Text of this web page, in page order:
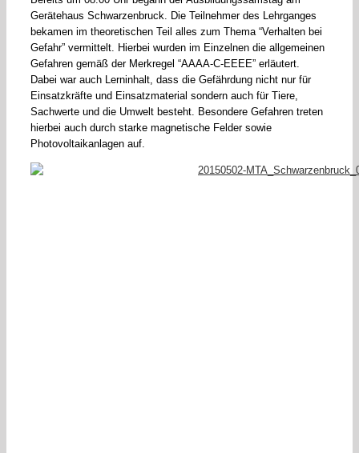
Gerätehaus Schwarzenbruck. Die Teilnehmer des Lehrganges
bekamen im theoretischen Teil alles zum Thema “Verhalten bei
Gefahr” vermittelt. Hierbei wurden im Einzelnen die allgemeinen
Gefahren gemäß der Merkregel “AAAA-C-EEEE” erläutert.
Dabei war auch Lerninhalt, dass die Gefährdung nicht nur für
Einsatzkräfte und Einsatzmaterial sondern auch für Tiere,
Sachwerte und die Umwelt besteht. Besondere Gefahren treten
hierbei auch durch starke magnetische Felder sowie
Photovoltaikanlagen auf.